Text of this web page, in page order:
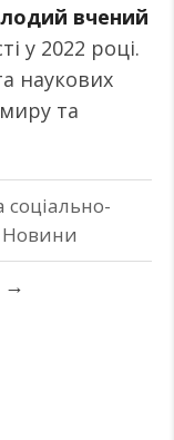
вчений
у 2022 році.
наукових
та
соціально-
Новини
→